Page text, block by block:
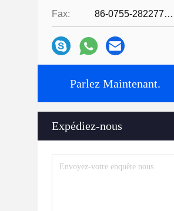
Fax: 86-0755-28227709
Parlez Maintenant.
Expédiez-nous